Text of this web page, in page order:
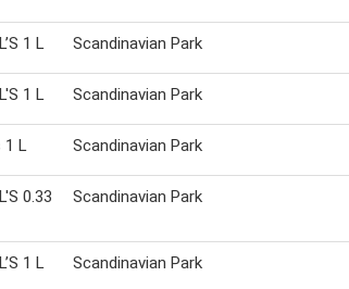
1 L Scandinavian Park
1 L Scandinavian Park
1 L Scandinavian Park
0.33
Scandinavian Park
1 L Scandinavian Park